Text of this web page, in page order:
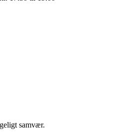
samvær.